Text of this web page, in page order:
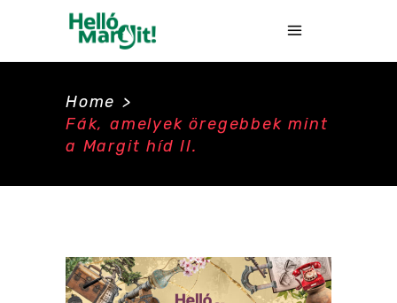
Home >
Fák, amelyek öregebbek mint
a Margit híd II.